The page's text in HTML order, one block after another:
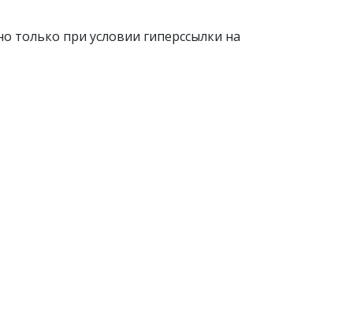
при условии гиперссылки на